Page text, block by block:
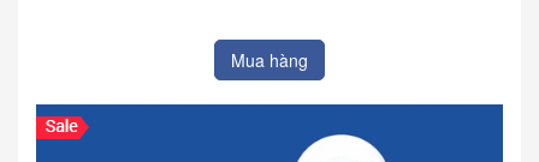
Mua hàng